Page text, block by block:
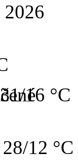
2026
31/16 °C
28/12 °C